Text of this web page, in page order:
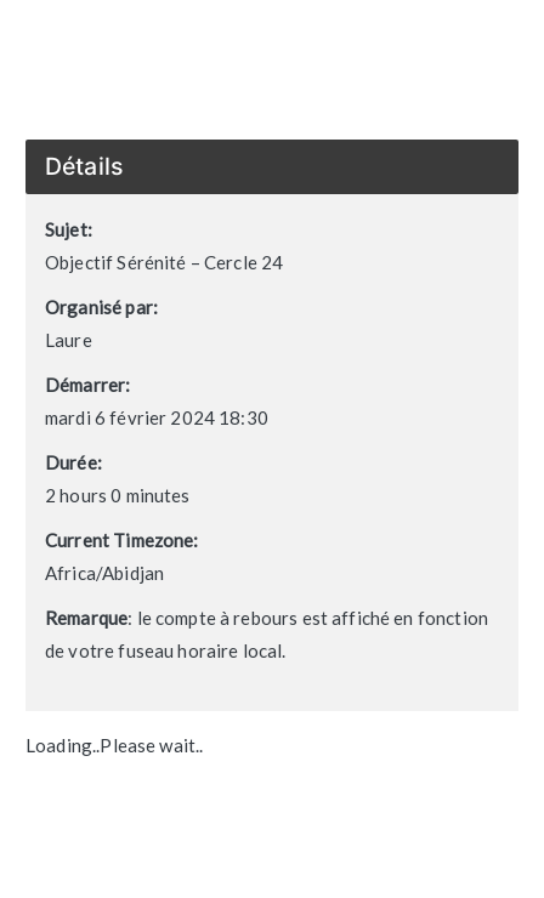
Détails
Sujet:
Objectif Sérénité – Cercle 24
Organisé par:
Laure
Démarrer:
mardi 6 février 2024 18:30
Durée:
2 hours 0 minutes
Current Timezone:
Africa/Abidjan
Remarque: le compte à rebours est affiché en fonction
de votre fuseau horaire local.
Loading..Please wait..